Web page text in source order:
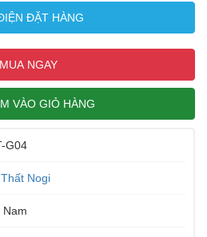
ĐẶT HÀNG
MUA NGAY
VÀO GIỎ HÀNG
G04
Nogi
Nam